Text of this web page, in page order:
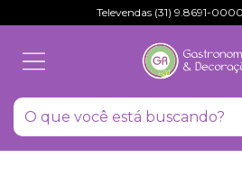
Televendas (31) 9.8691-